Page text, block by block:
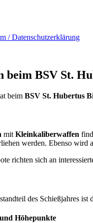
/ Datenschutzerklärung
beim BSV St.
beim BSV St. Hubertus
mit Kleinkaliberwaffen
werden. Ebenso
richten sich an
des Schießjahres ist
Höhepunkte